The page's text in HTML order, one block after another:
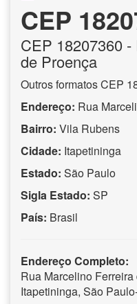
CEP
CEP 18207360 -
de Proença
Outros formatos CEP
Endereço: Rua
Bairro: Vila Rubens
Cidade: Itapetininga
Estado: São Paulo
Sigla Estado: SP
País: Brasil
Endereço Completo:
Rua Marcelino
Itapetininga, São